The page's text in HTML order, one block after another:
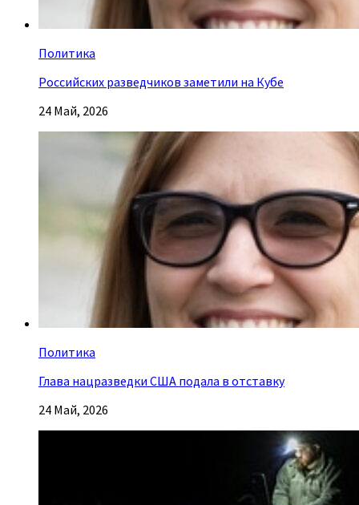
Политика
Российских разведчиков заметили на Кубе
24 Май, 2026
Политика
Глава нацразведки США подала в отставку
24 Май, 2026